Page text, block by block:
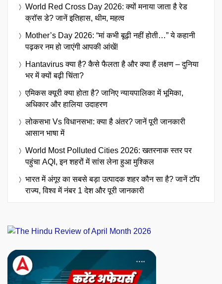
World Red Cross Day 2026: क्यों मनाया जाता है रेड
क्रॉस डे? जानें इतिहास, थीम, महत्व
Mother’s Day 2026: “मां कभी बूढ़ी नहीं होती…” ये कहानी
पढ़कर नम हो जाएंगी आपकी आंखें!
Hantavirus क्या है? कैसे फैलता है और क्या हैं लक्षण – दुनिया
भर में क्यों बढ़ी चिंता?
एमिकस क्यूरी क्या होता है? जानिए न्यायपालिका में भूमिका,
अधिकार और हालिया उदाहरण
लोकसभा Vs विधानसभा: क्या है अंतर? जानें पूरी जानकारी
आसान भाषा में
World Most Polluted Cities 2026: खतरनाक स्तर पर
पहुंचा AQI, इन शहरों में सांस लेना हुआ मुश्किल
भारत में अंगूर का सबसे बड़ा उत्पादक शहर कौन सा है? जानें टॉप
राज्य, विश्व में नंबर 1 देश और पूरी जानकारी